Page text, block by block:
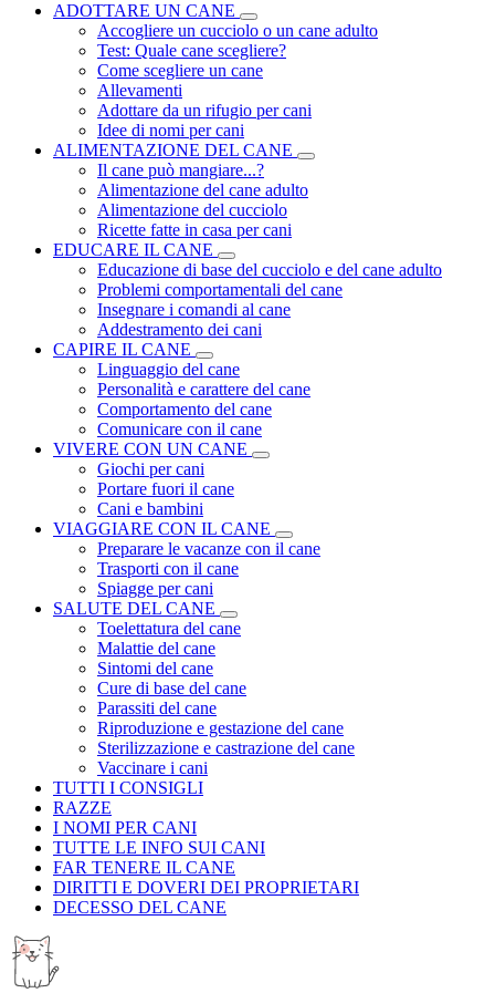
ADOTTARE UN CANE
Accogliere un cucciolo o un cane adulto
Test: Quale cane scegliere?
Come scegliere un cane
Allevamenti
Adottare da un rifugio per cani
Idee di nomi per cani
ALIMENTAZIONE DEL CANE
Il cane può mangiare...?
Alimentazione del cane adulto
Alimentazione del cucciolo
Ricette fatte in casa per cani
EDUCARE IL CANE
Educazione di base del cucciolo e del cane adulto
Problemi comportamentali del cane
Insegnare i comandi al cane
Addestramento dei cani
CAPIRE IL CANE
Linguaggio del cane
Personalità e carattere del cane
Comportamento del cane
Comunicare con il cane
VIVERE CON UN CANE
Giochi per cani
Portare fuori il cane
Cani e bambini
VIAGGIARE CON IL CANE
Preparare le vacanze con il cane
Trasporti con il cane
Spiagge per cani
SALUTE DEL CANE
Toelettatura del cane
Malattie del cane
Sintomi del cane
Cure di base del cane
Parassiti del cane
Riproduzione e gestazione del cane
Sterilizzazione e castrazione del cane
Vaccinare i cani
TUTTI I CONSIGLI
RAZZE
I NOMI PER CANI
TUTTE LE INFO SUI CANI
FAR TENERE IL CANE
DIRITTI E DOVERI DEI PROPRIETARI
DECESSO DEL CANE